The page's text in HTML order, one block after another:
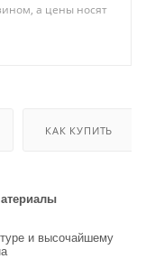
а цены носят
КАК КУПИТЬ
и высочайшему